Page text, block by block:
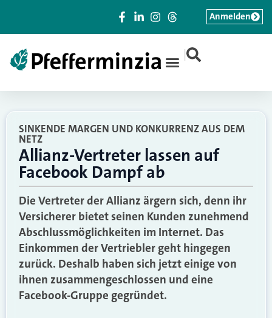
|
Anmelden
SINKENDE MARGEN UND KONKURRENZ AUS DEM
NETZ
Allianz-Vertreter lassen auf
Facebook Dampf ab
Die Vertreter der Allianz ärgern sich, denn ihr
Versicherer bietet seinen Kunden zunehmend
Abschlussmöglichkeiten im Internet. Das
Einkommen der Vertriebler geht hingegen
zurück. Deshalb haben sich jetzt einige von
ihnen zusammengeschlossen und eine
Facebook-Gruppe gegründet.